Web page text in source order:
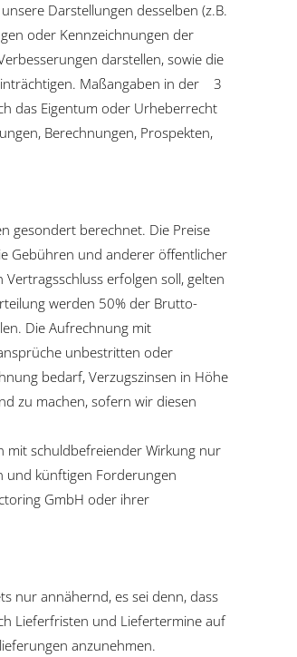
Darstellungen desselben (z.B.
oder Kennzeichnungen der
darstellen, sowie die
Maßangaben in der 3
das Eigentum oder Urheberrecht
Berechnungen, Prospekten,
gesondert berechnet. Die Preise
Gebühren und anderer öffentlicher
erfolgen soll, gelten
werden 50% der Brutto-
Die Aufrechnung mit
unbestritten oder
bedarf, Verzugszinsen in Höhe
zu machen, sofern wir diesen
mit schuldbefreiender Wirkung nur
und künftigen Forderungen
GmbH oder ihrer
nur annähernd, es sei denn, dass
Lieferfristen und Liefertermine auf
anzunehmen.